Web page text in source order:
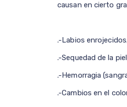
causan en cierto
.-Labios
.-Sequedad de la
.-Hemorragia
.-Cambios en el